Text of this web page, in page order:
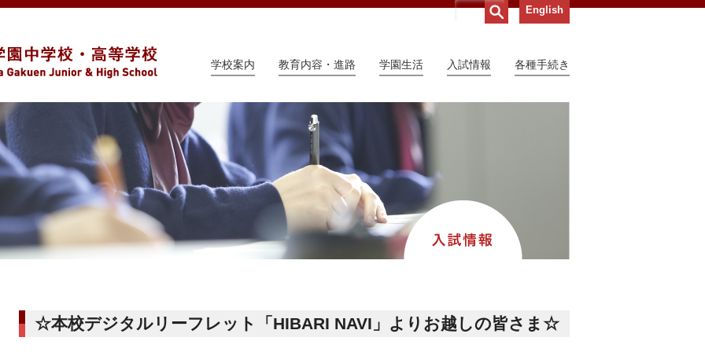
English
学校案内 教育内容・進路 学園生活 入試情報 各種手続き
☆本校デジタルリーフレット「HIBARI NAVI」よりお越しの皆さま☆